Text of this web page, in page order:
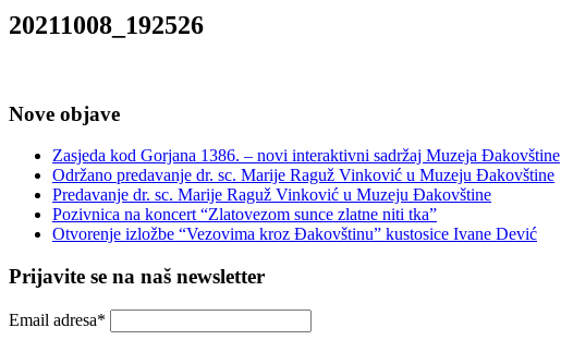
20211008_192526
Nove objave
Zasjeda kod Gorjana 1386. – novi interaktivni sadržaj Muzeja Đakovštine
Održano predavanje dr. sc. Marije Raguž Vinković u Muzeju Đakovštine
Predavanje dr. sc. Marije Raguž Vinković u Muzeju Đakovštine
Pozivnica na koncert “Zlatovezom sunce zlatne niti tka”
Otvorenje izložbe “Vezovima kroz Đakovštinu” kustosice Ivane Dević
Prijavite se na naš newsletter
Email adresa*